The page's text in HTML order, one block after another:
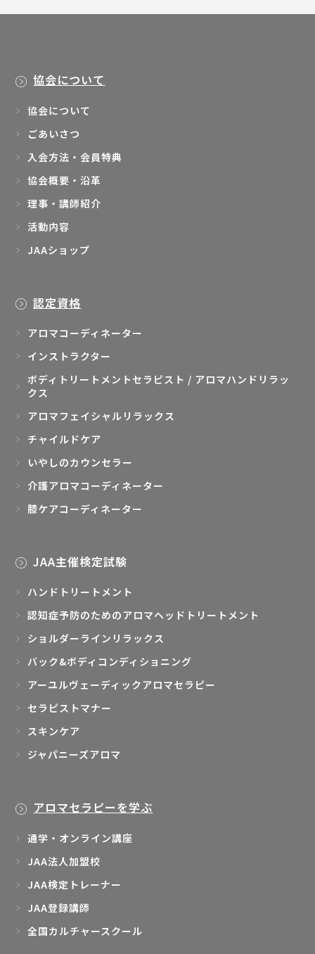
協会について
協会について
ごあいさつ
入会方法・会員特典
協会概要・沿革
理事・講師紹介
活動内容
JAAショップ
認定資格
アロマコーディネーター
インストラクター
ボディトリートメントセラピスト / アロマハンドリラッ
クス
アロマフェイシャルリラックス
チャイルドケア
いやしのカウンセラー
介護アロマコーディネーター
膝ケアコーディネーター
JAA主催検定試験
ハンドトリートメント
認知症予防のためのアロマヘッドトリートメント
ショルダーラインリラックス
バック&ボディコンディショニング
アーユルヴェーディックアロマセラピー
セラピストマナー
スキンケア
ジャパニーズアロマ
アロマセラピーを学ぶ
通学・オンライン講座
JAA法人加盟校
JAA検定トレーナー
JAA登録講師
全国カルチャースクール